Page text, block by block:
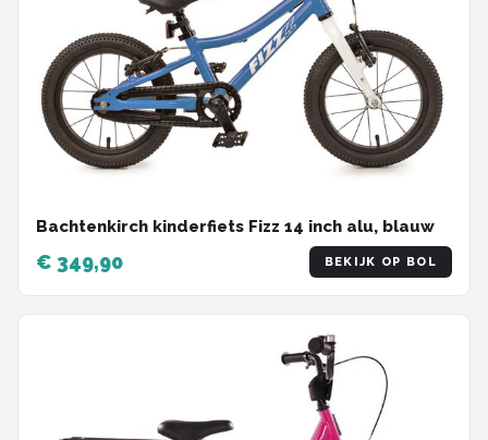
Bachtenkirch kinderfiets Fizz 14 inch alu, blauw
€ 349,90 BEKIJK OP BOL